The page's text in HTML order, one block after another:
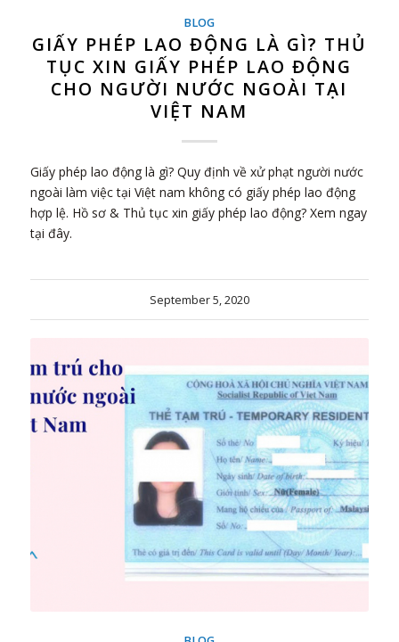
BLOG
GIẤY PHÉP LAO ĐỘNG LÀ GÌ? THỦ
TỤC XIN GIẤY PHÉP LAO ĐỘNG
CHO NGƯỜI NƯỚC NGOÀI TẠI
VIỆT NAM
Giấy phép lao động là gì? Quy định về xử phạt người nước
ngoài làm việc tại Việt nam không có giấy phép lao động
hợp lệ. Hồ sơ & Thủ tục xin giấy phép lao động? Xem ngay
tại đây.
September 5, 2020